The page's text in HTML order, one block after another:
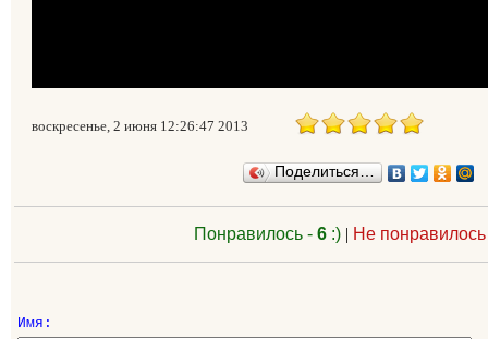
воскресенье, 2 июня 12:26:47 2013
Поделиться…
Понравилось - 6:)| Не
Имя: